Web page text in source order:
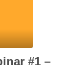
#1 –